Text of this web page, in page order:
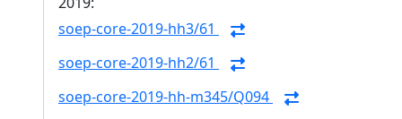
soep-core-2019-hh3/61
soep-core-2019-hh2/61
soep-core-2019-hh-m345/Q094